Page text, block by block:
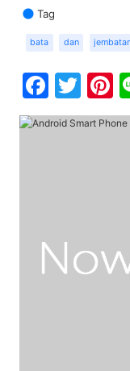
Tag
bata dan